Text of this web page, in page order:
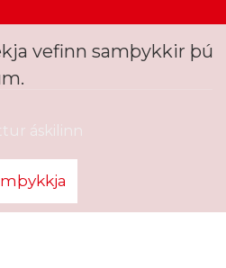
áskilinn
vefinn samþykkir þú